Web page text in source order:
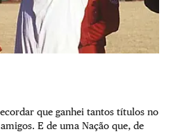
que ganhei tantos títulos no
E de uma Nação que, de